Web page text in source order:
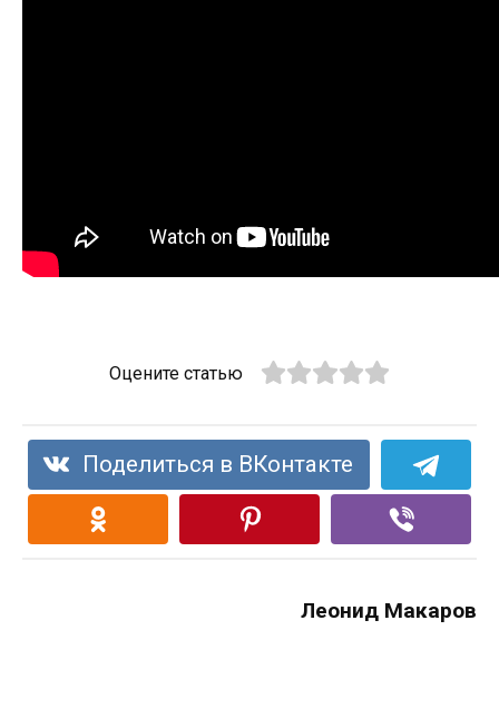
Оцените статью
Поделиться в ВКонтакте
Леонид Макаров